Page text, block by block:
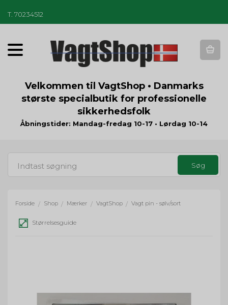
T 70234512
T
o
g
a
t
n
Velkommen til VagtShop • Danmarks
største specialbutik for professionelle
sikkerhedsfolk
Åbningstider: Mandag-fredag 10-17 • Lørdag 10-14
Forside / Shop / Mærker / VagtShop / Vagt pin - sølv/sort
Størrelsesguide